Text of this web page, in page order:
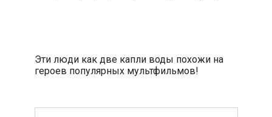
Эти люди как две капли воды похожи на
героев популярных мультфильмов!